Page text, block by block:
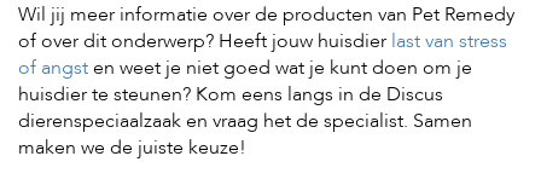
Wil jij meer informatie over de producten van Pet Remedy
of over dit onderwerp? Heeft jouw huisdier last van stress
of angsten weet je niet goed wat je kunt doen om je
huisdier te steunen? Kom eens langs in de Discus
dierenspeciaalzaak en vraag het de specialist. Samen
maken we de juiste keuze!